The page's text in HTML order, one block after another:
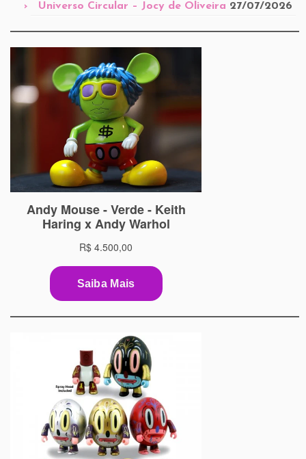
Universo Circular – Jocy de Oliveira 27/07/2026